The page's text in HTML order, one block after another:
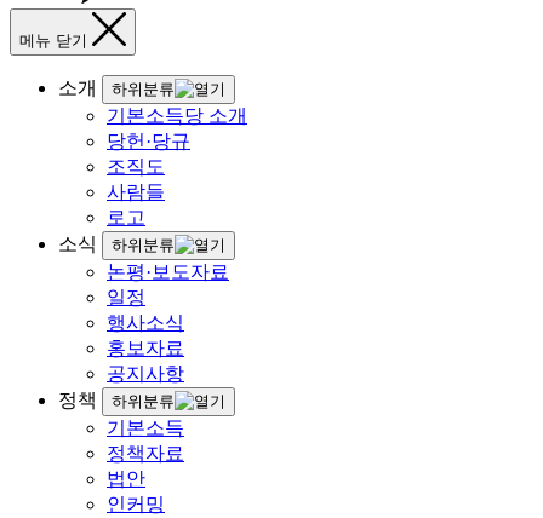
메뉴 닫기
소개 하위분류
기본소득당 소개
당헌·당규
조직도
사람들
로고
소식
하위분류
논평·보도자료
일정
행사소식
홍보자료
공지사항
정책
하위분류
기본소득
정책자료
법안
인커밍